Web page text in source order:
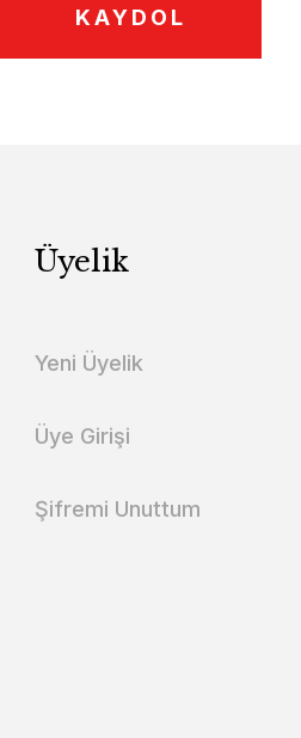
KAYDOL
Üyelik
Yeni Üyelik
Üye Girişi
Şifremi Unuttum